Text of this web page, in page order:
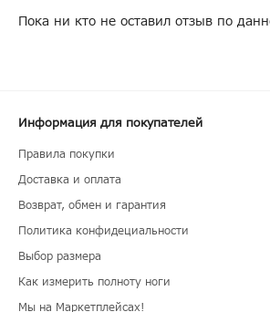
Пока ни кто не оставил отзыв по
Информация для покупателей
Правила покупки
Доставка и оплата
Возврат, обмен и гарантия
Политика конфидециальности
Выбор размера
Как измерить полноту ноги
Мы на Маркетплейсах!